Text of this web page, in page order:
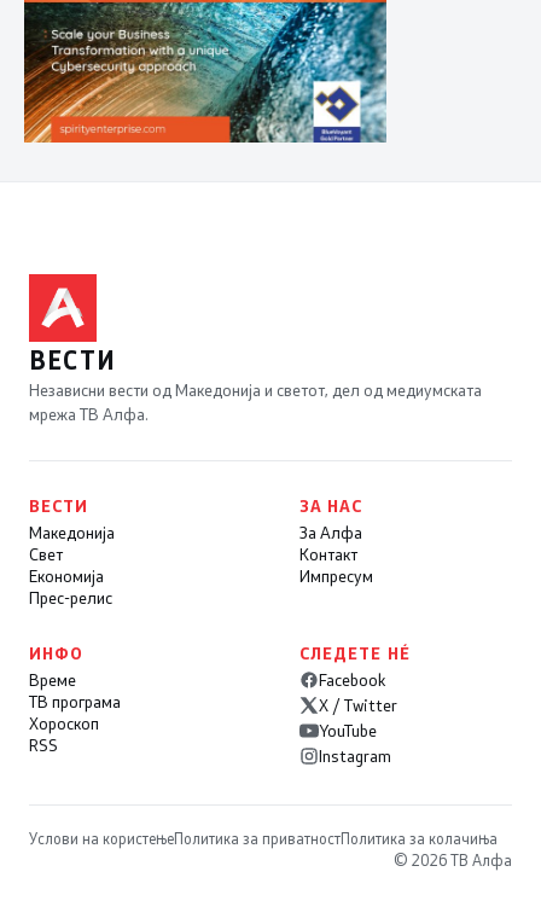
ВЕСТИ
Независни вести од Македонија и светот, дел од медиумската
мрежа ТВ Алфа.
ВЕСТИ
Македонија
Свет
Економија
Прес-релис
ЗА НАС
За Алфа
Контакт
Импресум
ИНФО
Време
ТВ програма
Хороскоп
RSS
СЛЕДЕТЕ НÉ
Facebook
X / Twitter
YouTube
Instagram
Услови на користењеПолитика за приватностПолитика за колачиња
© 2026 ТВ Алфа